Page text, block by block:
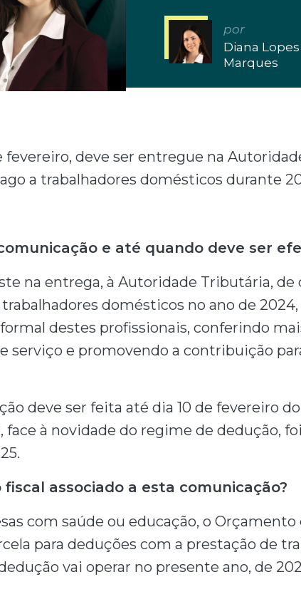
por
Diana Lopes
Marques
fevereiro, deve ser entregue na
a trabalhadores domésticos durante
e até quando deve ser
na entrega, à Autoridade Tributária, de
domésticos no ano de
destes profissionais, conferindo
serviço e promovendo a contribuição
deve ser feita até dia 10 de fevereiro
à novidade do regime de dedução,
associado a esta comunicação?
com saúde ou educação, o Orçamento
para deduções com a prestação de
vai operar no presente ano, de